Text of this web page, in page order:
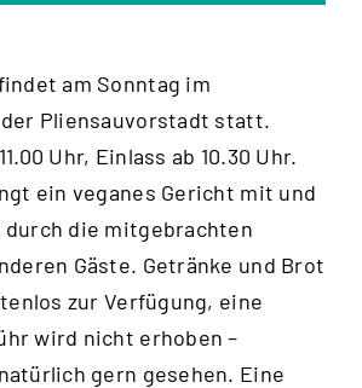
am Sonntag im
Pliensauvorstadt statt.
Uhr, Einlass ab 10.30 Uhr.
ein veganes Gericht mit und
die mitgebrachten
Gäste. Getränke und Brot
zur Verfügung, eine
wird nicht erhoben –
gern gesehen. Eine